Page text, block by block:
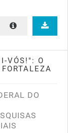
VÓS!": O
DO